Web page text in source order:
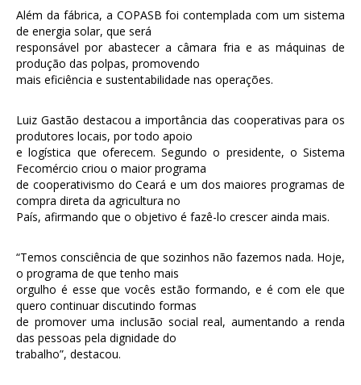
Além da fábrica, a COPASB foi contemplada com um sistema
de energia solar, que será
responsável por abastecer a câmara fria e as máquinas de
produção das polpas, promovendo
mais eficiência e sustentabilidade nas operações.
Luiz Gastão destacou a importância das cooperativas para os
produtores locais, por todo apoio
e logística que oferecem. Segundo o presidente, o Sistema
Fecomércio criou o maior programa
de cooperativismo do Ceará e um dos maiores programas de
compra direta da agricultura no
País, afirmando que o objetivo é fazê-lo crescer ainda mais.
“Temos consciência de que sozinhos não fazemos nada. Hoje,
o programa de que tenho mais
orgulho é esse que vocês estão formando, e é com ele que
quero continuar discutindo formas
de promover uma inclusão social real, aumentando a renda
das pessoas pela dignidade do
trabalho”, destacou.